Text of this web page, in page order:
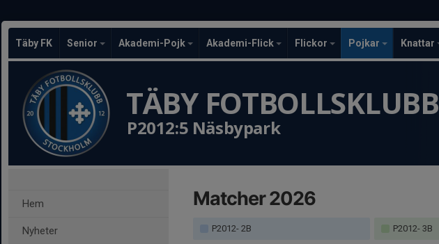
Täby FK Senior Akademi-Pojk Akademi-Flick Flickor Pojkar Knattar
TÄBY FOTBOLLSKLUBB
P2012:5 Näsbypark
Hem
Nyheter
Matcher 2026
P2012- 2B P2012- 3B